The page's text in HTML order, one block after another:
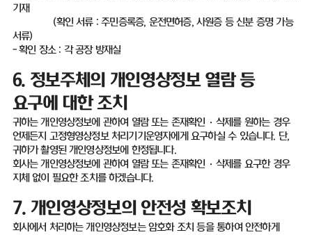
기재
(확인 서류 :주민증록증, 운전면허증, 사원증 등 신분 증명 가능
서류)
-확인 장소 : 각 공장 방재실
6. 정보주체의 개인영상정보 열람 등
요구에 대한 조치
귀하는 개인영상정보에 관하여 열람 또는 존재확인 · 삭제를 원하는 경우
언제든지 고정형영상정보 처리기기운영자에게 요구하실 수 있습니다. 단,
귀하가 촬영된 개인영상정보에 한정됩니다.
회사는 개인영상정보에 관하여 열람 또는 존재확인 · 삭제를 요구한 경우
지체 없이 필요한 조치를 하겠습니다.
7. 개인영상정보의 안전성 확보조치
회사에서 처리하는 개인영상정보는 암호화 조치 등을 통하여 안전하게